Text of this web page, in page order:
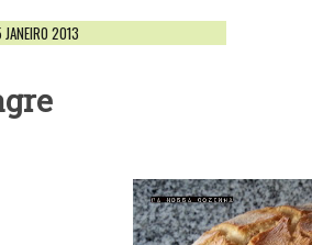
JANEIRO 2013